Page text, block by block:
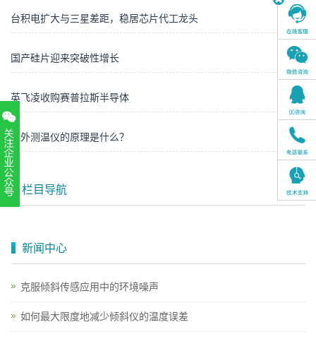
台积电扩大与三星差距，稳居芯片代工龙头
国产硅片迎来突破性增长
英飞凌收购赛普拉斯半导体
红外测温仪的原理是什么？
栏目导航
新闻中心
克服倾斜传感应用中的环境噪声
如何最大限度地减少倾斜仪的温度误差
扫一扫，关注官方账号